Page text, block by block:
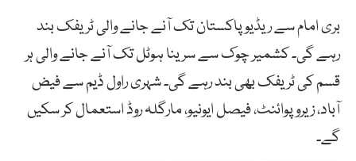
بری امام سے ریڈیو پاکستان تک آنے جانے والی ٹریفک بند
رہے گی۔ کشمیر چوک سے سرینا ہوٹل تک آنے جانے والی ہر
قسم کی ٹریفک بھی بند رہے گی۔ شہری راول ڈیم سے فیض
آباد، زیروپوائنٹ، فیصل ایونیو، مارگلہ روڈ استعمال کر سکیں
گے۔